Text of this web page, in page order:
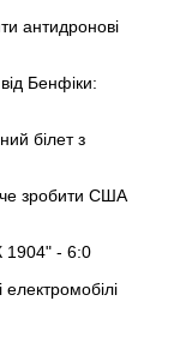
антидронові
Бенфіки:
білет з
зробити США
1904" - 6:0